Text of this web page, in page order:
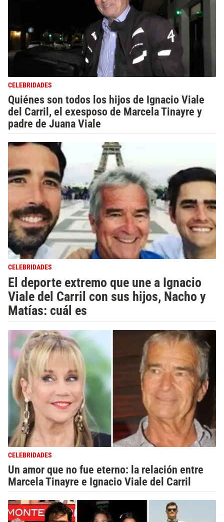
CELEBRIDADES
Quiénes son todos los hijos de Ignacio Viale
del Carril, el exesposo de Marcela Tinayre y
padre de Juana Viale
CELEBRIDADES
El deporte extremo que une a Ignacio
Viale del Carril con sus hijos, Nacho y
Matías: cuál es
CELEBRIDADES
Un amor que no fue eterno: la relación entre
Marcela Tinayre e Ignacio Viale del Carril